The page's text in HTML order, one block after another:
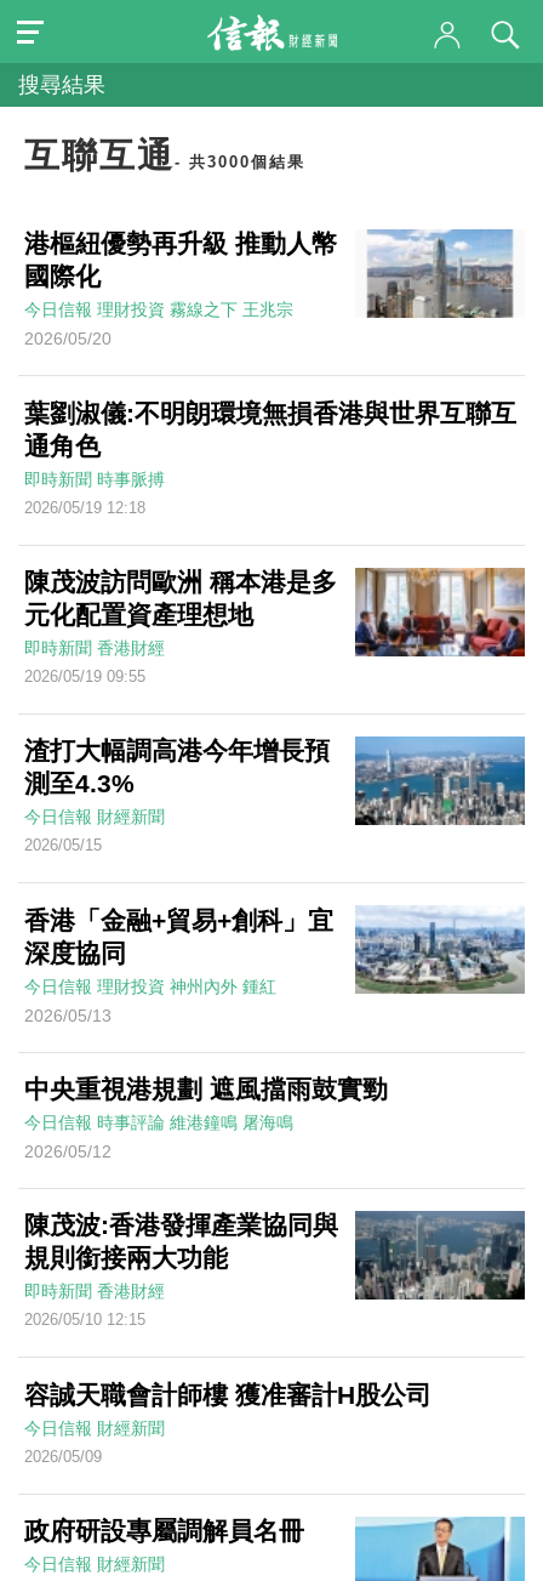
搜尋結果
互聯互通 - 共3000個結果
港樞紐優勢再升級 推動人幣
國際化
今日信報 理財投資 霧線之下 王兆宗
2026/05/20
葉劉淑儀:不明朗環境無損香港與世界互聯互
通角色
即時新聞 時事脈搏
2026/05/19 12:18
陳茂波訪問歐洲 稱本港是多
元化配置資產理想地
即時新聞 香港財經
2026/05/19 09:55
渣打大幅調高港今年增長預
測至4.3%
今日信報 財經新聞
2026/05/15
香港「金融+貿易+創科」宜
深度協同
今日信報 理財投資 神州內外 鍾紅
2026/05/13
中央重視港規劃 遮風擋雨鼓實勁
今日信報 時事評論 維港鐘鳴 屠海鳴
2026/05/12
陳茂波:香港發揮產業協同與
規則銜接兩大功能
即時新聞 香港財經
2026/05/10 12:15
容誠天職會計師樓 獲准審計H股公司
今日信報 財經新聞
2026/05/09
政府研設專屬調解員名冊
今日信報 財經新聞